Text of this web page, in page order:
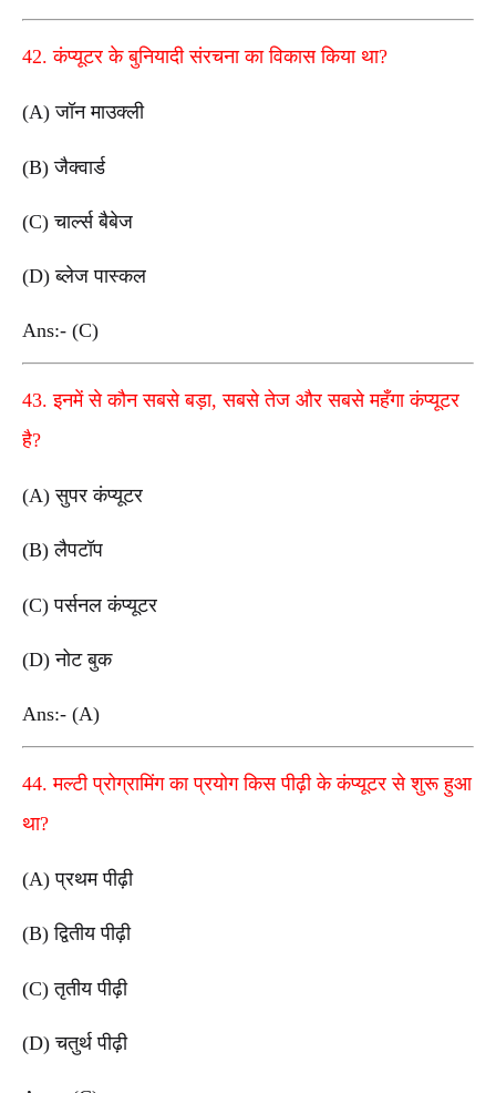
42. कंप्यूटर के बुनियादी संरचना का विकास किया था?
(A) जॉन माउक्ली
(B) जैक्वार्ड
(C) चार्ल्स बैबेज
(D) ब्लेज पास्कल
Ans:- (C)
43. इनमें से कौन सबसे बड़ा, सबसे तेज और सबसे महँगा कंप्यूटर
है?
(A) सुपर कंप्यूटर
(B) लैपटॉप
(C) पर्सनल कंप्यूटर
(D) नोट बुक
Ans:- (A)
44. मल्टी प्रोग्रामिंग का प्रयोग किस पीढ़ी के कंप्यूटर से शुरू हुआ
था?
(A) प्रथम पीढ़ी
(B) द्वितीय पीढ़ी
(C) तृतीय पीढ़ी
(D) चतुर्थ पीढ़ी